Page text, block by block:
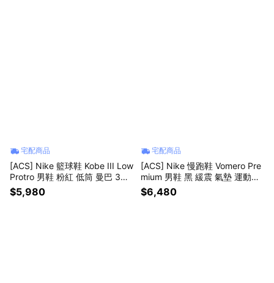
宅配商品
[ACS] Nike 籃球鞋 Kobe III Low
Protro 男鞋 粉紅 低筒 曼巴 3代
IV7127-600
$5,980
宅配商品
[ACS] Nike 慢跑鞋 Vomero Pre
mium 男鞋 黑 緩震 氣墊 運動鞋
厚底 HQ2050-002
$6,480